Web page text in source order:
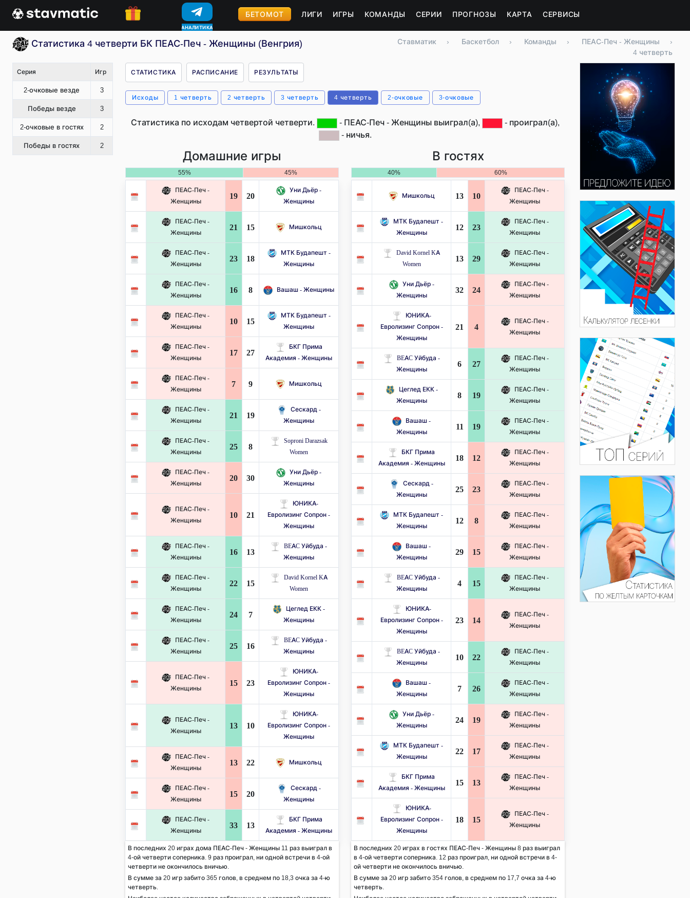
КОНКУРСЫ
БЕТОМОТ ЛИГИ ИГРЫ КОМАНДЫ СЕРИИ ПРОГНОЗЫ КАРТА СЕРВИСЫ
Статистика 4 четверти БК ПЕАС-Печ - Женщины (Венгрия) Ставматик › Баскетбол › Команды › ПЕАС-Печ - Женщины
›
4 четверть
Серия Игр
2-очковые везде 3
Победы везде 3
2-очковые в гостях 2
Победы в гостях 2
СТАТИСТИКА РАСПИСАНИЕ РЕЗУЛЬТАТЫ
Исходы 1 четверть 2 четверть 3 четверть 4 четверть 2-очковые 3-очковые
Статистика по исходам четвертой четверти. - ПЕАС-Печ - Женщины выиграл(а),
- проиграл(а),
- ничья.
Домашние игры
55% 45%
ПЕАС-Печ -
Женщины
19 20
Уни Дьёр -
Женщины
ПЕАС-Печ -
Женщины
21 15 Мишкольц
ПЕАС-Печ -
Женщины
23 18
МТК Будапешт -
Женщины
ПЕАС-Печ -
Женщины
16 8 Вашаш - Женщины
ПЕАС-Печ -
Женщины
10 15
МТК Будапешт -
Женщины
ПЕАС-Печ -
Женщины
17 27
БКГ Прима
Академия - Женщины
ПЕАС-Печ -
Женщины
7 9 Мишкольц
ПЕАС-Печ -
Женщины
21 19
Сескард -
Женщины
ПЕАС-Печ -
Женщины
25 8
Soproni Darazsak
Women
ПЕАС-Печ -
Женщины
20 30
Уни Дьёр -
Женщины
ПЕАС-Печ -
Женщины
10 21
ЮНИКА-
Евролизинг Сопрон -
Женщины
ПЕАС-Печ -
Женщины
16 13
BEAC Уйбуда -
Женщины
ПЕАС-Печ -
Женщины
22 15
David Kornel KA
Women
ПЕАС-Печ -
Женщины
24 7
Цеглед ЕКК -
Женщины
ПЕАС-Печ -
Женщины
25 16
BEAC Уйбуда -
Женщины
ПЕАС-Печ -
Женщины
15 23
ЮНИКА-
Евролизинг Сопрон -
Женщины
ПЕАС-Печ -
Женщины
13 10
ЮНИКА-
Евролизинг Сопрон -
Женщины
ПЕАС-Печ -
Женщины
13 22 Мишкольц
ПЕАС-Печ -
Женщины
15 20
Сескард -
Женщины
ПЕАС-Печ -
Женщины
33 13
БКГ Прима
Академия - Женщины
В последних 20 играх дома ПЕАС-Печ - Женщины 11 раз выиграл в
4-ой четверти соперника. 9 раз проиграл, ни одной встречи в 4-ой
четверти не окончилось вничью.
В сумме за 20 игр забито 365 голов, в среднем по 18,3 очка за 4-ю
четверть.
В гостях
40% 60%
Мишкольц 13 10
ПЕАС-Печ -
Женщины
МТК Будапешт -
Женщины
12 23
ПЕАС-Печ -
Женщины
David Kornel KA
Women
13 29
ПЕАС-Печ -
Женщины
Уни Дьёр -
Женщины
32 24
ПЕАС-Печ -
Женщины
ЮНИКА-
Евролизинг Сопрон -
Женщины
21 4
ПЕАС-Печ -
Женщины
BEAC Уйбуда -
Женщины
6 27
ПЕАС-Печ -
Женщины
Цеглед ЕКК -
Женщины
8 19
ПЕАС-Печ -
Женщины
Вашаш -
Женщины
11 19
ПЕАС-Печ -
Женщины
БКГ Прима
Академия - Женщины
18 12
ПЕАС-Печ -
Женщины
Сескард -
Женщины
25 23
ПЕАС-Печ -
Женщины
МТК Будапешт -
Женщины
12 8
ПЕАС-Печ -
Женщины
Вашаш -
Женщины
29 15
ПЕАС-Печ -
Женщины
BEAC Уйбуда -
Женщины
4 15
ПЕАС-Печ -
Женщины
ЮНИКА-
Евролизинг Сопрон -
Женщины
23 14
ПЕАС-Печ -
Женщины
BEAC Уйбуда -
Женщины
10 22
ПЕАС-Печ -
Женщины
Вашаш -
Женщины
7 26
ПЕАС-Печ -
Женщины
Уни Дьёр -
Женщины
24 19
ПЕАС-Печ -
Женщины
МТК Будапешт -
Женщины
22 17
ПЕАС-Печ -
Женщины
БКГ Прима
Академия - Женщины
15 13
ПЕАС-Печ -
Женщины
ЮНИКА-
Евролизинг Сопрон -
Женщины
18 15
ПЕАС-Печ -
Женщины
В последних 20 играх в гостях ПЕАС-Печ - Женщины 8 раз выиграл
в 4-ой четверти соперника. 12 раз проиграл, ни одной встречи в 4-
ой четверти не окончилось вничью.
В сумме за 20 игр забито 354 голов, в среднем по 17,7 очка за 4-ю
четверть.